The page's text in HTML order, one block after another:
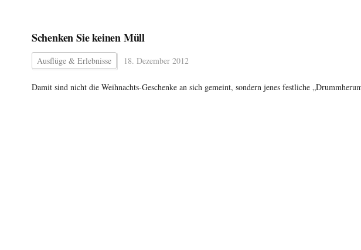
Schenken Sie keinen Müll
Ausflüge & Erlebnisse 18. Dezember 2012
Damit sind nicht die Weihnachts-Geschenke an sich gemeint, sondern jenes festliche